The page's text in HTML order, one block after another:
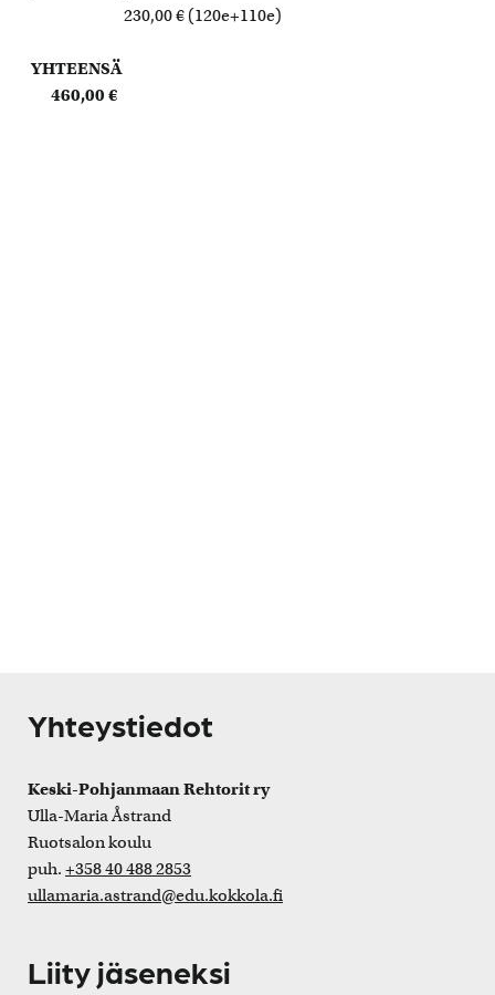
230,00 € (120e+110e)
YHTEENSÄ
460,00 €
Yhteystiedot
Keski-Pohjanmaan Rehtorit ry
Ulla-Maria Åstrand
Ruotsalon koulu
puh. +358 40 488 2853
ullamaria.astrand@edu.kokkola.fi
Liity jäseneksi